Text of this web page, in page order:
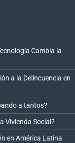
Cambia la
a la Delincuencia en
a tantos?
Vivienda Social?
en América Latina